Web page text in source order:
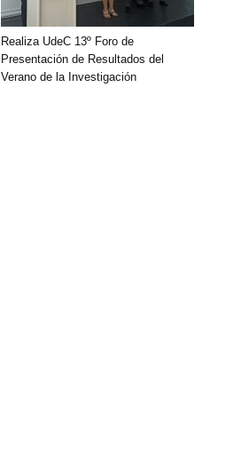
Realiza UdeC 13º Foro de
Presentación de Resultados del
Verano de la Investigación